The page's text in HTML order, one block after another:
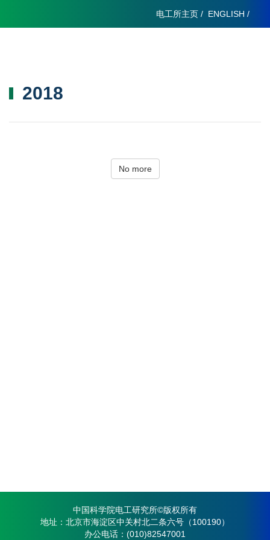
电工所主页 / ENGLISH /
2018
No more
中国科学院电工研究所©版权所有
地址：北京市海淀区中关村北二条六号（100190）
办公电话：(010)82547001